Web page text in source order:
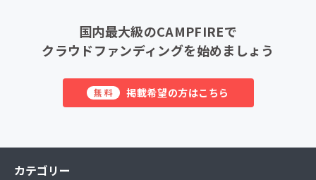
国内最大級のCAMPFIREで
クラウドファンディングを始めましょう
無料 掲載希望の方はこちら
カテゴリー